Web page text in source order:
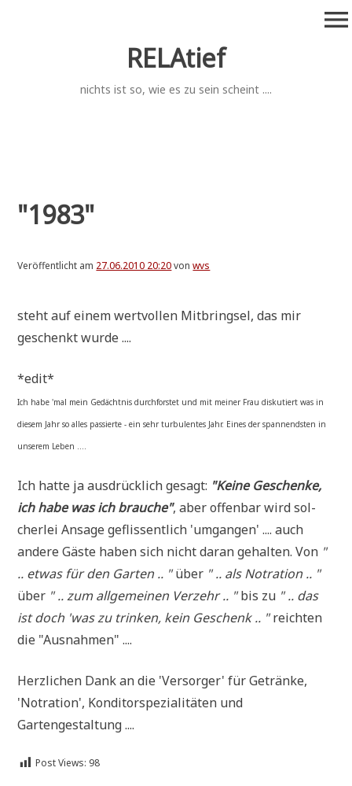
RELAtief
nichts ist so, wie es zu sein scheint ....
menu
"1983"
Veröffentlicht am 27.06.2010 20:20vonwvs
steht auf einem wert­vol­len Mit­bring­sel, das mir
geschenkt wurde ....
*edit*
Ich habe 'mal mein Gedächt­nis durch­for­stet und mit mei­ner Frau dis­ku­tiert was in
die­sem Jahr so alles pas­sier­te - ein sehr tur­bu­len­tes Jahr. Eines der span­nend­sten in
unse­rem Leben ....
Ich hat­te ja aus­drück­lich gesagt: "Kei­ne Geschen­ke,
ich habe was ich brau­che", aber offen­bar wird sol­
cher­lei Ansa­ge geflis­sent­lich 'umgan­gen' .... auch
ande­re Gäste haben sich nicht dar­an gehal­ten. Von "
.. etwas für den Gar­ten .. "über " .. als Not­ra­ti­on .. "
über " .. zum all­ge­mei­nen Ver­zehr .. "bis zu " .. das
ist doch 'was zu trin­ken, kein Geschenk .. "reich­ten
die "Aus­nah­men" ....
Herz­li­chen Dank an die 'Ver­sor­ger' für Geträn­ke,
'Not­ra­ti­on', Kon­di­tor­spe­zia­li­tä­ten und
Gartengestaltung ....
Post Views: 98